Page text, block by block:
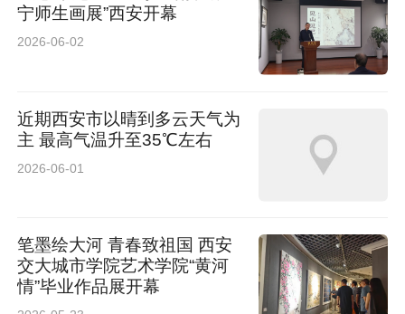
宁师生画展”西安开幕
2026-06-02
近期西安市以晴到多云天气为
主 最高气温升至35℃左右
2026-06-01
笔墨绘大河 青春致祖国 西安
交大城市学院艺术学院“黄河
情”毕业作品展开幕